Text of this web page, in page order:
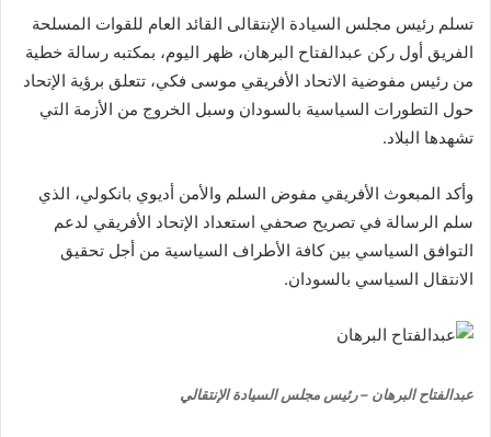
تسلم رئيس مجلس السيادة الإنتقالى القائد العام للقوات المسلحة
الفريق أول ركن عبدالفتاح البرهان، ظهر اليوم، بمكتبه رسالة خطية
من رئيس مفوضية الاتحاد الأفريقي موسى فكي، تتعلق برؤية الإتحاد
حول التطورات السياسية بالسودان وسبل الخروج من الأزمة التي
تشهدها البلاد.
وأكد المبعوث الأفريقي مفوض السلم والأمن أديوي بانكولي، الذي
سلم الرسالة في تصريح صحفي استعداد الإتحاد الأفريقي لدعم
التوافق السياسي بين كافة الأطراف السياسية من أجل تحقيق
الانتقال السياسي بالسودان.
عبدالفتاح البرهان – رئيس مجلس السيادة الإنتقالي